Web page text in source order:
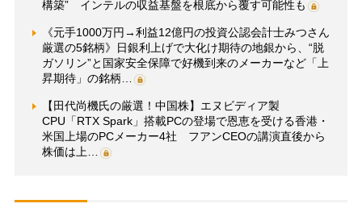
構築” インテルの収益基盤を根底から覆す可能性も
《元手1000万円→利益12億円の投資公認会計士みつさん
厳選の5銘柄》日銀利上げで大化け期待の地銀から、“脱
ガソリン”と国家安全保障で好機到来のメーカーなど「上
昇期待」の銘柄…
【田代尚機氏の厳選！中国株】エヌビディア製
CPU「RTX Spark」搭載PCの登場で恩恵を受ける香港・
米国上場のPCメーカー4社 フアンCEOの講演直後から
株価は上…